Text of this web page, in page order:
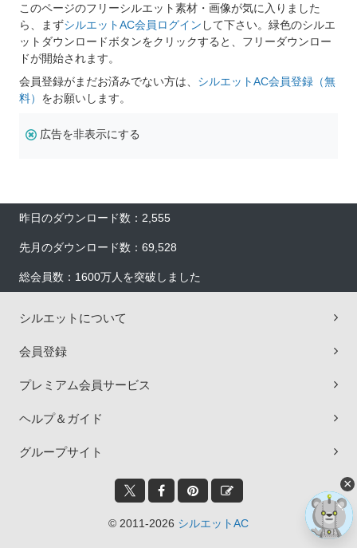
このページのフリーシルエット素材・画像が気に入りました
ら、まずシルエットAC会員ログイン して下さい。緑色のシルエ
ットダウンロードボタンをクリックすると、フリーダウンロー
ドが開始されます。
会員登録がまだお済みでない方は、 シルエットAC会員登録（無
料） をお願いします。
広告を非表示にする
昨日のダウンロード数：2,555
先月のダウンロード数：69,528
総会員数：1600万人を突破しました
シルエットについて
会員登録
プレミアム会員サービス
ヘルプ＆ガイド
グループサイト
© 2011-2026 シルエットAC
×